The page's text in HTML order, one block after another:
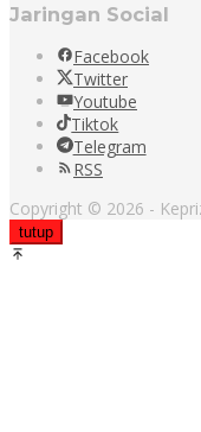
Jaringan Social
Facebook
Twitter
Youtube
Tiktok
Telegram
RSS
Copyright © 2026 -
tutup